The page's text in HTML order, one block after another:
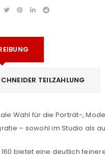
TEILZAHLUNG
Wahl für die Porträt-,
– sowohl im Studio als
160 bietet eine deutlich